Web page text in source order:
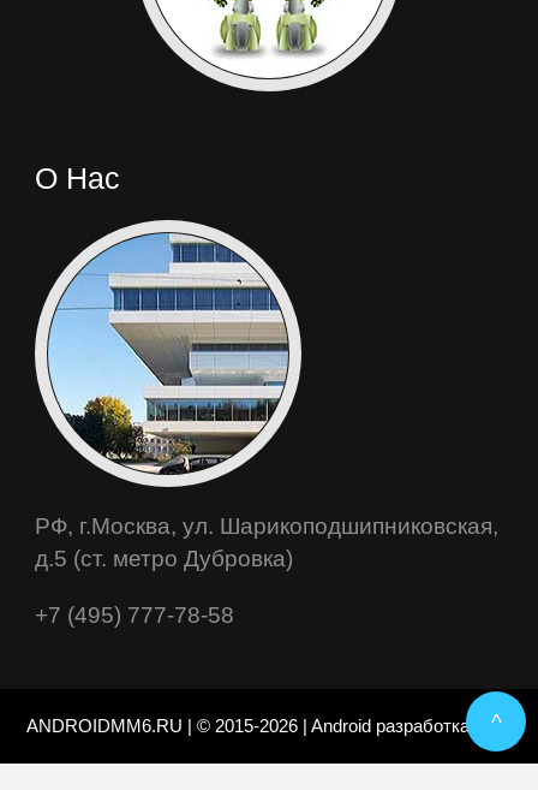
О Нас
РФ, г.Москва, ул. Шарикоподшипниковская,
д.5 (ст. метро Дубровка)
+7 (495) 777-78-58
ANDROIDMM6.RU | © 2015-2026 | Android разработка ^